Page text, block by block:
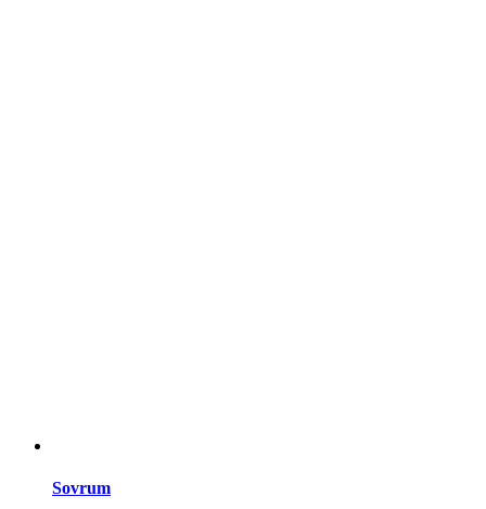
Sovrum